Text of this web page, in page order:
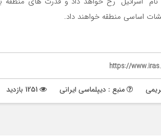
اساسی منطقه خواهند داد.
https://
منبع : دیپلماسی ایرانی